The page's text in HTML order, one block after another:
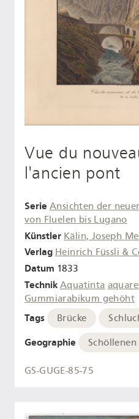
Vue du
l'ancien pont
Serie Ansichten der
von Fluelen bis Lugano
Künstler Kälin, Joseph
Verlag Heinrich Füssli &
Datum 1833
Technik Aquatinta
Gummiarabikum gehöht
Tags Brücke
Geographie Schöllenen
GS-GUGE-85-75